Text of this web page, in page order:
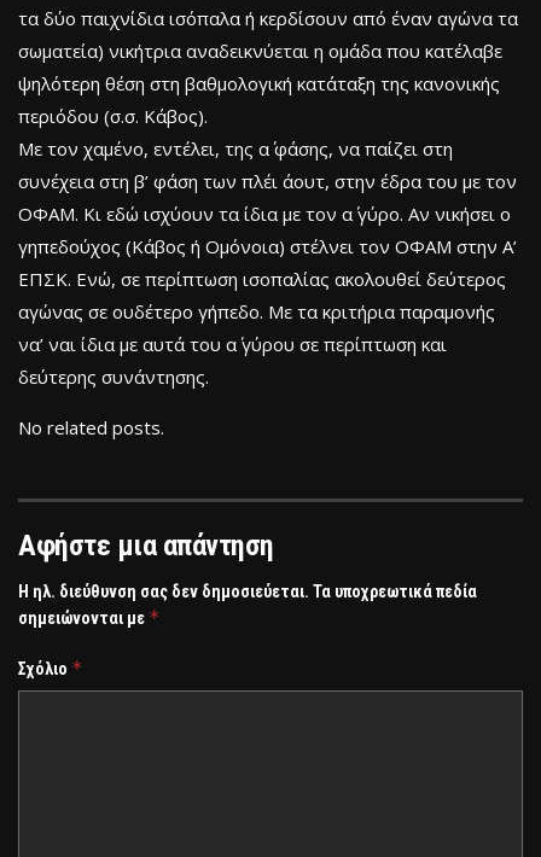
τα δύο παιχνίδια ισόπαλα ή κερδίσουν από έναν αγώνα τα
σωματεία) νικήτρια αναδεικνύεται η ομάδα που κατέλαβε
ψηλότερη θέση στη βαθμολογική κατάταξη της κανονικής
περιόδου (σ.σ. Κάβος).
Με τον χαμένο, εντέλει, της α΄ φάσης, να παίζει στη
συνέχεια στη β’ φάση των πλέι άουτ, στην έδρα του με τον
ΟΦΑΜ. Κι εδώ ισχύουν τα ίδια με τον α΄ γύρο. Αν νικήσει ο
γηπεδούχος (Κάβος ή Ομόνοια) στέλνει τον ΟΦΑΜ στην Α’
ΕΠΣΚ. Ενώ, σε περίπτωση ισοπαλίας ακολουθεί δεύτερος
αγώνας σε ουδέτερο γήπεδο. Με τα κριτήρια παραμονής
να’ ναι ίδια με αυτά του α΄ γύρου σε περίπτωση και
δεύτερης συνάντησης.
No related posts.
Αφήστε μια απάντηση
Η ηλ. διεύθυνση σας δεν δημοσιεύεται. Τα υποχρεωτικά πεδία
σημειώνονται με *
Σχόλιο *